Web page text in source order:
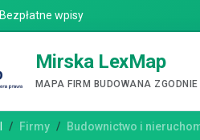
Bezpłatne wpisy
Mirska LexMap
MAPA FIRM BUDOWANA
Firmy Budownictwo i